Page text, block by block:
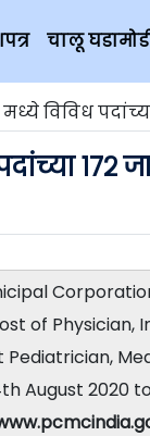
चालू
विविध
१७२
of Physician,
Pediatrician,
August 2020